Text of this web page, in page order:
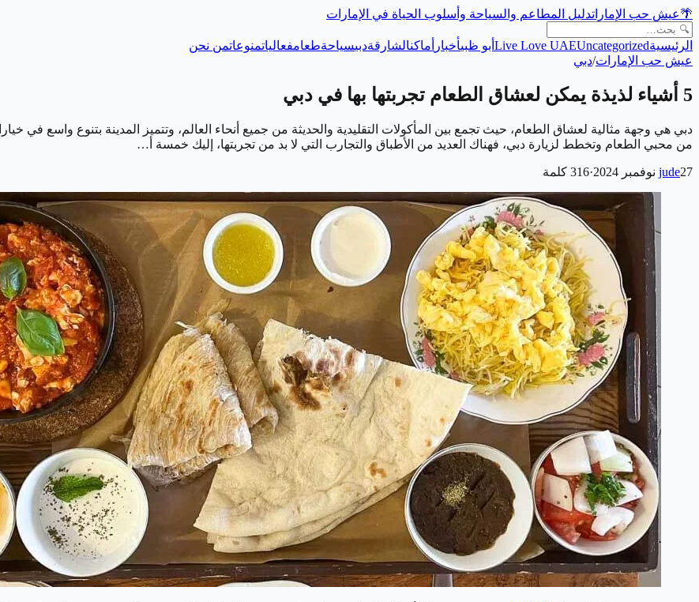
🌴عيش حب الإماراتدليل المطاعم والسياحة وأسلوب الحياة في الإمارات
الرئيسية Live Love UAEUncategorized أبو ظبيأخبار أماكنالشارقةدبيسياحةطعامفعالياتمنوعاتمن نحن
عيش حب الإمارات/دبي
5 أشياء لذيذة يمكن لعشاق الطعام تجربتها بها في دبي
دبي هي وجهة مثالية لعشاق الطعام، حيث تجمع بين المأكولات التقليدية والحديثة من جميع أنحاء العالم، وتتميز المدينة بتنوع واسع في
من محبي الطعام وتخطط لزيارة دبي، فهناك العديد من الأطباق والتجارب التي لا بد من تجربتها، إليك خمسة أ…
jude27 نوفمبر 2024 ·
316 كلمة